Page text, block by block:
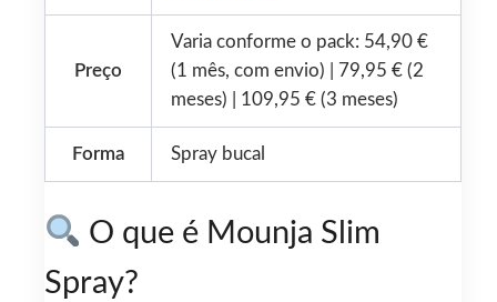
Preço
Varia conforme o pack: 54,90 €
(1 mês, com envio) | 79,95 € (2
meses) | 109,95 € (3 meses)
Forma Spray bucal
O que é Mounja Slim
Spray?